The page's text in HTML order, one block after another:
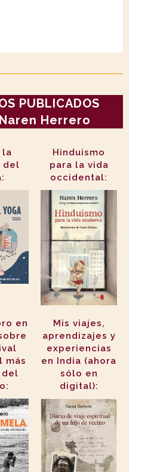
PUBLICADOS
Herrero
la
del
Hinduismo
para la vida
occidental:
en
más
del
Mis viajes,
aprendizajes y
experiencias
en India (ahora
sólo en
digital):